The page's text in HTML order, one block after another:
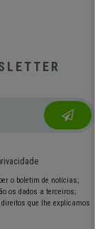
o boletim de notícias;
os dados a terceiros;
que lhe explicamos